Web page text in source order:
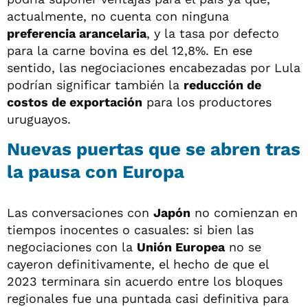
actualmente, no cuenta con ninguna
preferencia arancelaria, y la tasa por defecto
para la carne bovina es del 12,8%. En ese
sentido, las negociaciones encabezadas por Lula
podrían significar también la reducción de
costos de exportación para los productores
uruguayos.
Nuevas puertas que se abren tras
la pausa con Europa
Las conversaciones con Japón no comienzan en
tiempos inocentes o casuales: si bien las
negociaciones con la Unión Europeano se
cayeron definitivamente, el hecho de que el
2023 terminara sin acuerdo entre los bloques
regionales fue una puntada casi definitiva para